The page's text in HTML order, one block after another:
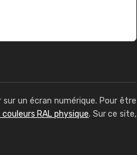
un écran numérique. Pour être
RAL physique. Sur ce site,